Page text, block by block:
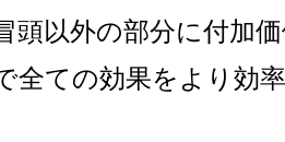
頭以外の部分に付加
全ての効果をより効